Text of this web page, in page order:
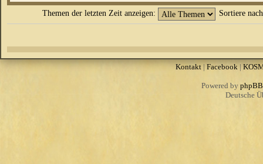
Themen der letzten Zeit anzeigen: Sortiere
Kontakt| Facebook|
Powered by phpBB
Deutsche